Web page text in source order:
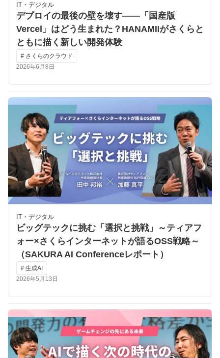
IT・デジタル
デプロイの最後の壁を壊す――「国産版
Vercel」はどう生まれた？HANAMIIがさくらと
ともに描く新しい開発体験
# さくらのクラウド
2026年6月8日
IT・デジタル
ビッグテックに挑む「選択と挑戦」～ティアフ
ォー×さくらインターネットが語るOSS戦略～
（SAKURA AI Conferenceレポート）
# 生成AI
2026年5月13日